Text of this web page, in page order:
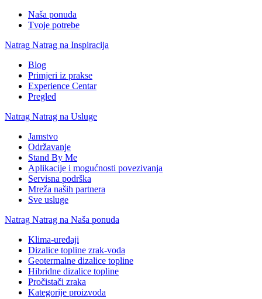
Naša ponuda
Tvoje potrebe
Natrag Natrag na Inspiracija
Blog
Primjeri iz prakse
Experience Centar
Pregled
Natrag Natrag na Usluge
Jamstvo
Održavanje
Stand By Me
Aplikacije i mogućnosti povezivanja
Servisna podrška
Mreža naših partnera
Sve usluge
Natrag Natrag na Naša ponuda
Klima-uređaji
Dizalice topline zrak-voda
Geotermalne dizalice topline
Hibridne dizalice topline
Pročistači zraka
Kategorije proizvoda